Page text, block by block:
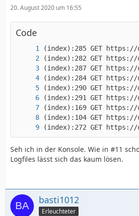
20. August 2020 um 16:55
Code
(index):272 GET https://
Seh ich in der Konsole. Wie in #11
Logfiles lässt sich das kaum lösen.
basti1012
Erleuchteter